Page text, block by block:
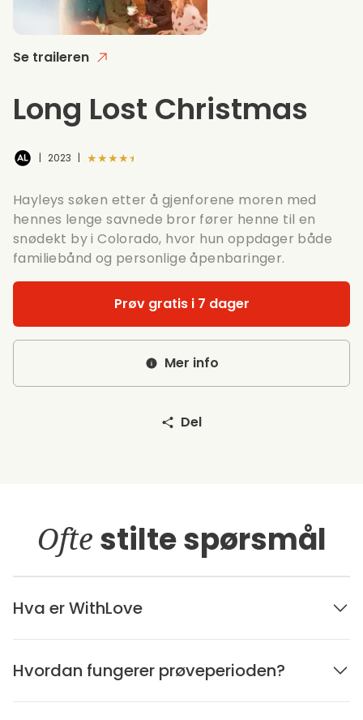
Se traileren
Long Lost Christmas
| 2023 | ★★★★★
Hayleys søken etter å gjenforene moren med
hennes lenge savnede bror fører henne til en
snødekt by i Colorado, hvor hun oppdager både
familiebånd og personlige åpenbaringer.
Prøv gratis i 7 dager
Mer info
Del
Ofte stilte spørsmål
Hva er WithLove
Hvordan fungerer prøveperioden?